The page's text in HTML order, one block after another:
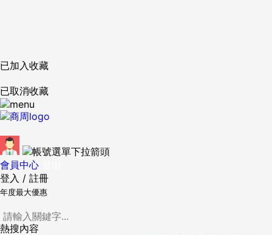
已加入收藏
已取消收藏
會員中心
登入 / 註冊
年度最大優惠
熱搜內容